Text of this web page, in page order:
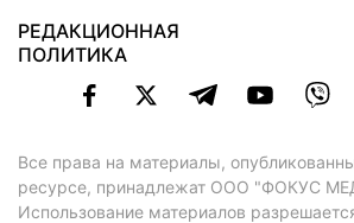
РЕДАКЦИОННАЯ
ПОЛИТИКА
Все права на материалы,
ресурсе, принадлежат ООО "ФОКУС
Использование материалов